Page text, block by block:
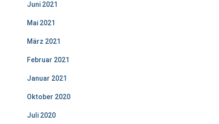
Juni 2021
Mai 2021
März 2021
Februar 2021
Januar 2021
Oktober 2020
Juli 2020